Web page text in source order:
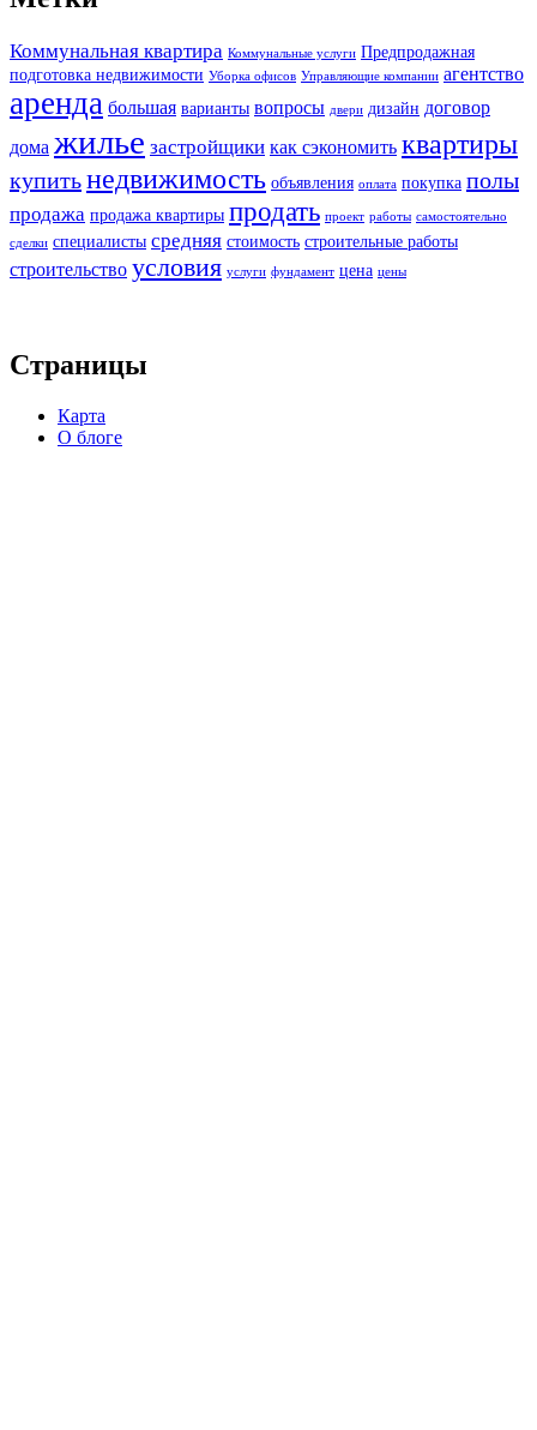
Коммунальная квартира Коммунальные услуги Предпродажная
подготовка недвижимости Уборка офисов Управляющие компании агентство
аренда большая варианты вопросы двери дизайн договор
дома жилье застройщики как сэкономить квартиры
купитьнедвижимость объявления оплата покупка полы
продажа продажа квартиры продать проект работы самостоятельно
сделки специалисты средняя стоимость строительные работы
строительство условия услуги фундамент цена цены
Страницы
Карта
О блоге